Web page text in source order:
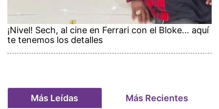
¡Nivel! Sech, al cine en Ferrari con el Bloke... aquí
te tenemos los detalles
Más Leídas Más Recientes